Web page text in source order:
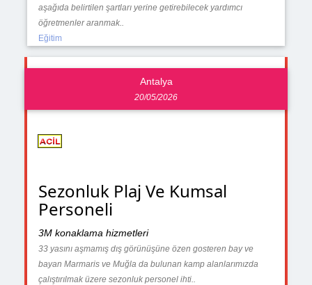
aşağıda belirtilen şartları yerine getirebilecek yardımcı
öğretmenler aranmak..
Eğitim
Antalya
20/05/2026
Sezonluk Plaj Ve Kumsal
Personeli
3M konaklama hizmetleri
33 yasını aşmamış dış görünüşüne özen gosteren bay ve
bayan Marmaris ve Muğla da bulunan kamp alanlarımızda
çalıştırılmak üzere sezonluk personel ihti..